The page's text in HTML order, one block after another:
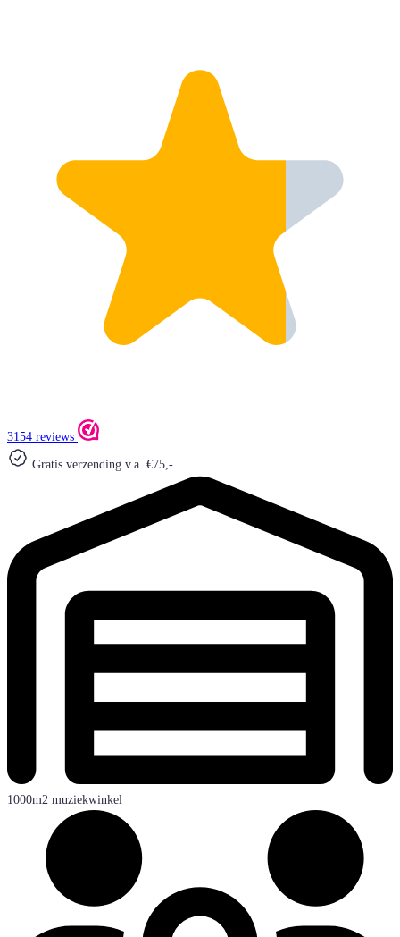
3154 reviews
Gratis verzending v.a. €75,-
1000m2 muziekwinkel